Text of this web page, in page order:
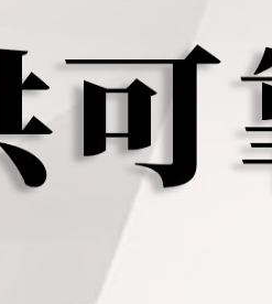
自动变速箱油
自动变速箱换油宝典
自动变速箱